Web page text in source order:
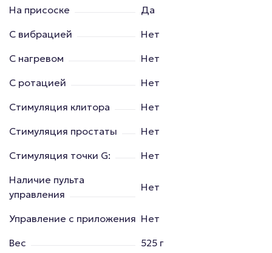
На присоске
Да
С вибрацией
Нет
С нагревом
Нет
С ротацией
Нет
Стимуляция клитора
Нет
Стимуляция простаты
Нет
Стимуляция точки G:
Нет
Наличие пульта
управления
Нет
Управление с приложения Нет
Вес
525 г